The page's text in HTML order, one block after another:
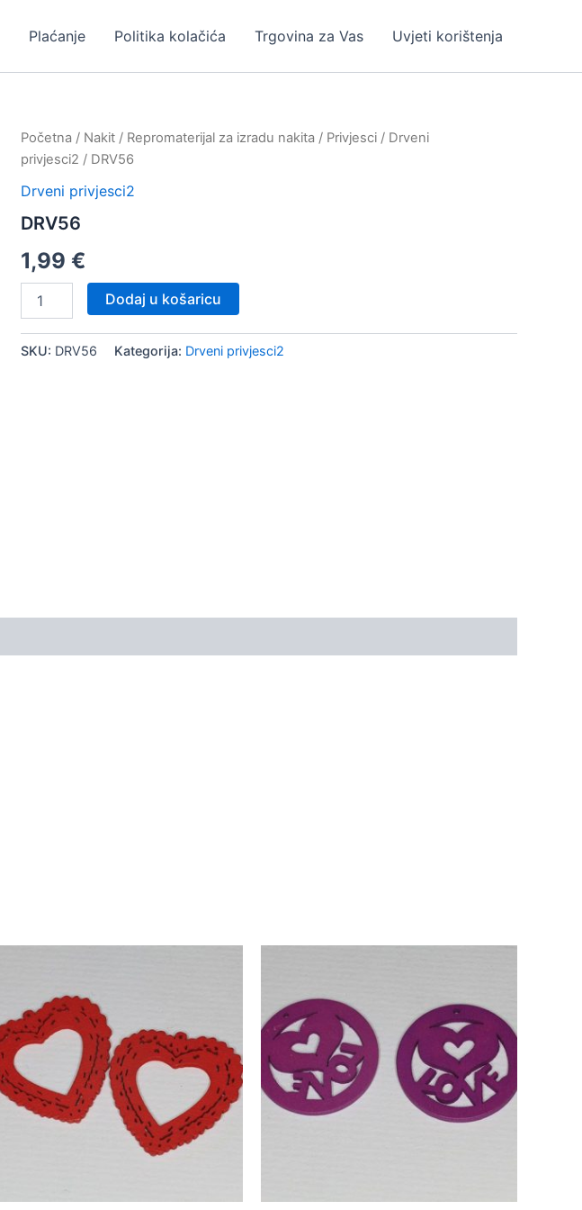
Plaćanje Politika kolačića Trgovina za Vas Uvjeti korištenja
Početna / Nakit / Repromaterijal za izradu nakita / Privjesci / Drveni
privjesci2 / DRV56
Drveni privjesci2
DRV56
1,99 €
količina
Dodaj u košaricu
SKU: DRV56 Kategorija: Drveni privjesci2